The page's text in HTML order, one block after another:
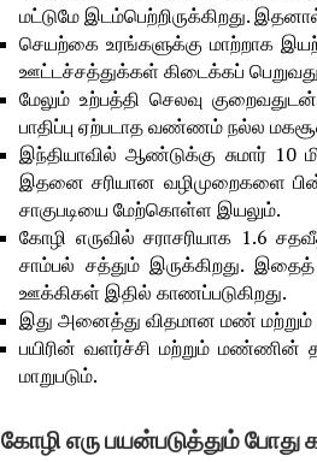
மட்டுமே இடம்பெற்றிருக்கிறது.
செயற்கை உரங்களுக்கு மாற்றாக
ஊட்டச்சத்துக்கள் கிடைக்கப்
மேலும் உற்பத்தி செலவு
பாதிப்பு ஏற்படாத வண்ணம் நல்ல
இந்தியாவில் ஆண்டுக்கு சுமார் 10
இதனை சரியான வழிமுறைகளை
சாகுபடியை மேற்கொள்ள இயலும்.
கோழி எருவில் சராசரியாக 1.6
சாம்பல் சத்தும் இருக்கிறது.
ஊக்கிகள் இதில் காணப்படுகிறது.
இது அனைத்து விதமான மண் மற்றும்
பயிரின் வளர்ச்சி மற்றும் மண்ணின்
மாறுபடும்.
கோழி எரு பயன்படுத்தும்